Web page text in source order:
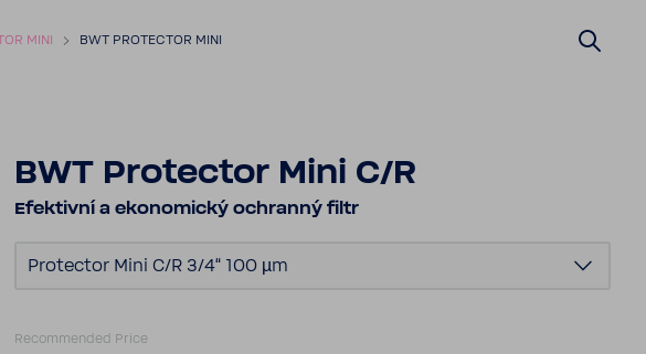
MINI BWT PROTECTOR MINI
BWT Protector Mini C/R
Efek­tivní a ekono­mický ochranný filtr
Protector Mini C/R 3/4“ 100 µm
Recom­mended Price